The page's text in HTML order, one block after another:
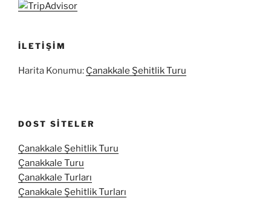
İLETIŞIM
Harita Konumu: Çanakkale Şehitlik Turu
DOST SITELER
Çanakkale Şehitlik Turu
Çanakkale Turu
Çanakkale Turları
Çanakkale Şehitlik Turları